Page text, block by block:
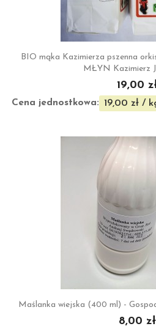
BIO mąka Kazimierza pszenna
MŁYN Kazimierz
19,00
Cena jednostkowa: 19,00 zł /
Maślanka wiejska (400 ml) -
8,00 zł